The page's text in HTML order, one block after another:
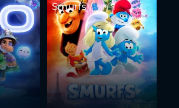
Smurfs / স্মার্ফস